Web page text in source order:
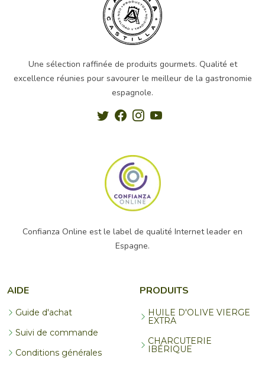
Une sélection raffinée de produits gourmets. Qualité et
excellence réunies pour savourer le meilleur de la gastronomie
espagnole.
Confianza Online est le label de qualité Internet leader en
Espagne.
AIDE
Guide d'achat
Suivi de commande
Conditions générales
PRODUITS
HUILE D'OLIVE VIERGE
EXTRA
CHARCUTERIE
IBÉRIQUE